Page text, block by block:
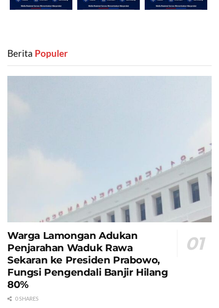
Berita ‎ Populer
Warga Lamongan Adukan
Penjarahan Waduk Rawa
Sekaran ke Presiden Prabowo,
Fungsi Pengendali Banjir Hilang
80%
0 SHARES